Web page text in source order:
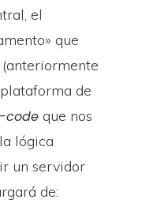
el
que
de
code que nos
lógica
un servidor
de: